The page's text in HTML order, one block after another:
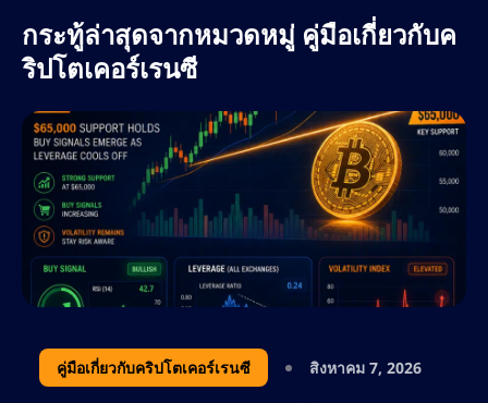
กระทู้ล่าสุดจากหมวดหมู่ คู่มือเกี่ยวกับค
ริปโตเคอร์เรนซี
คู่มือเกี่ยวกับคริปโตเคอร์เรนซี สิงหาคม 7, 2026